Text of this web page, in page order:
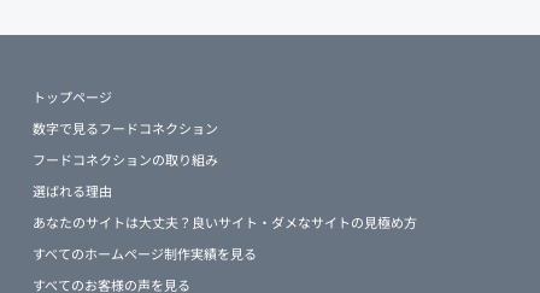
トップページ
数字で見るフードコネクション
フードコネクションの取り組み
選ばれる理由
あなたのサイトは大丈夫？良いサイト・ダメなサイトの見極め方
すべてのホームページ制作実績を見る
すべてのお客様の声を見る